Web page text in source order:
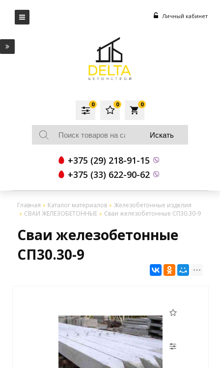
Личный кабинет
local_grocery_store
0
0
0
+375 (29) 218-91-15
+375 (33) 622-90-62
Главная Каталог материалов
Железобетонные изделия
СВАИ ЖЕЛЕЗОБЕТОННЫЕ
Сваи железобетонные СП30.30-9
Сваи железобетонные
СП30.30-9